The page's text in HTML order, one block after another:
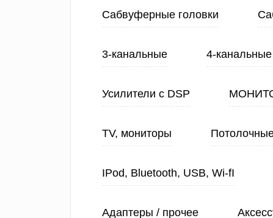
Сабвуферные головки
3-канальные 4-канальные
Усилители с DSP
TV, мониторы
IPod, Bluetooth, USB, Wi-fI
Адаптеры / прочее